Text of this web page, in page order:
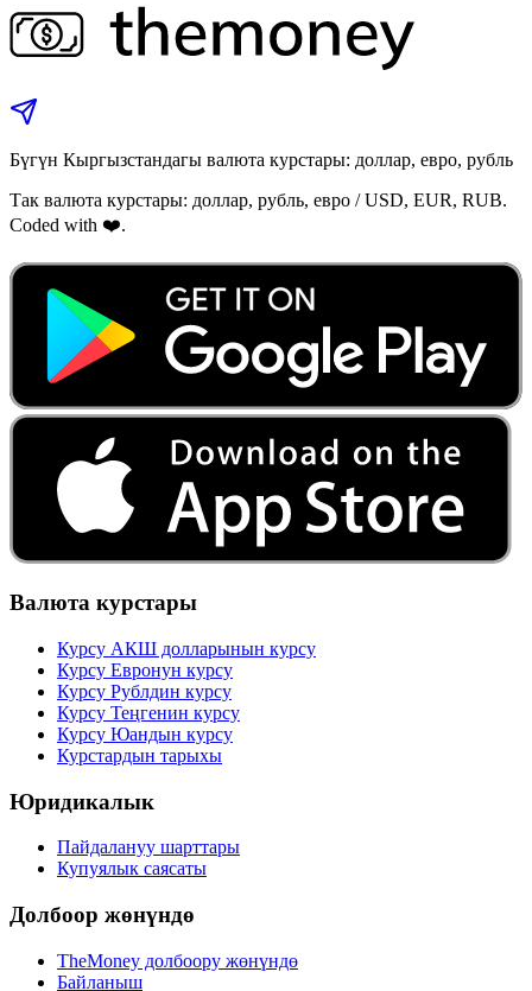
Бүгүн Кыргызстандагы валюта курстары: доллар, евро, рубль
Так валюта курстары: доллар, рубль, евро / USD, EUR, RUB.
Coded with ❤️.
Валюта курстары
Курсу АКШ долларынын курсу
Курсу Евронун курсу
Курсу Рублдин курсу
Курсу Теңгенин курсу
Курсу Юандын курсу
Курстардын тарыхы
Юридикалык
Пайдалануу шарттары
Купуялык саясаты
Долбоор жөнүндө
TheMoney долбоору жөнүндө
Байланыш